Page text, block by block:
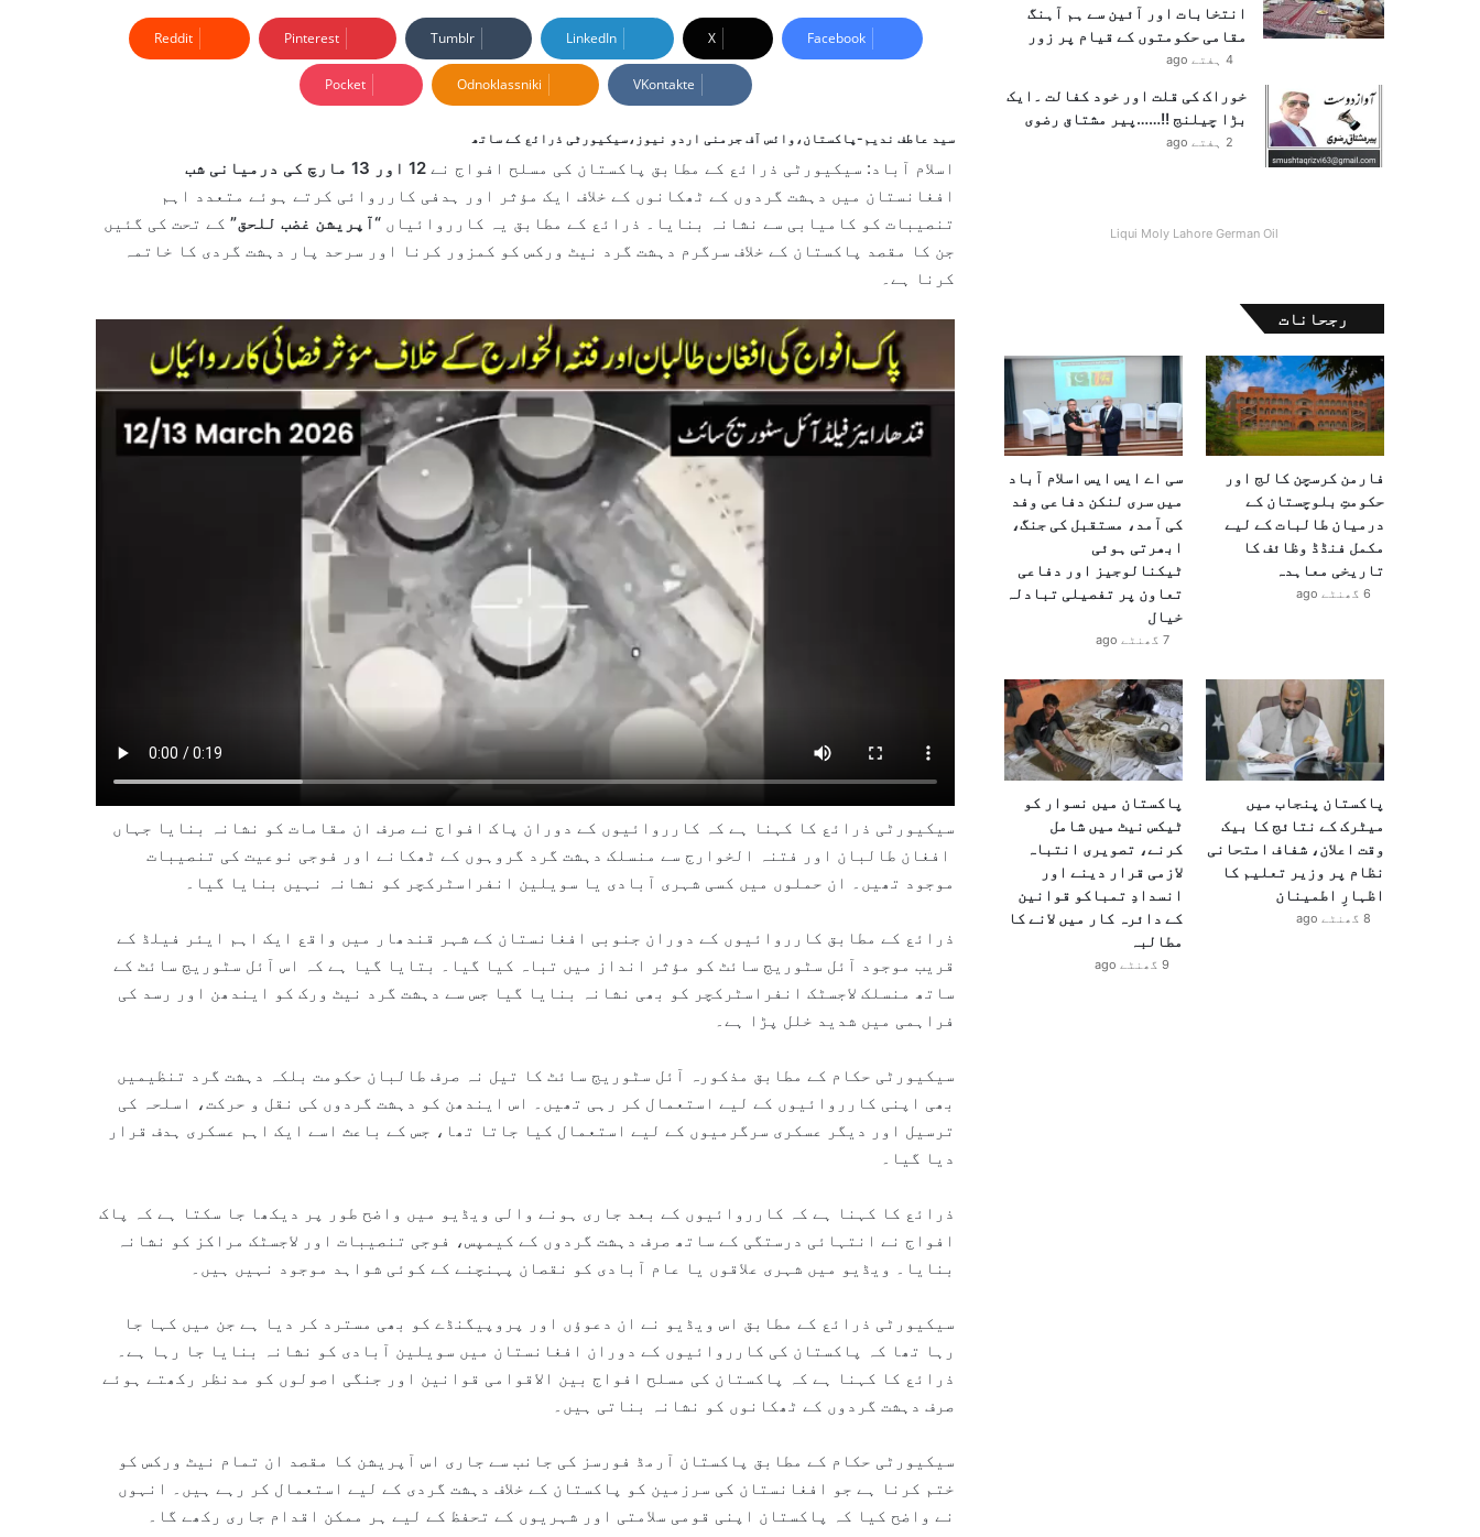
n
d
n
e
l
Facebook
X
LinkedIn
Tumblr
Pinterest
Reddit
VKontakte
Odnoklassniki
Pocket
سید عاطف ندیم-پاکستان،وائس آف جرمنی اردو نیوز،سیکیورٹی ذرائع کے ساتھ
اسلام آباد: سیکیورٹی ذرائع کے مطابق پاکستان کی مسلح افواج نے 12 اور 13 مارچ کی درمیانی شب
افغانستان میں دہشت گردوں کے ٹھکانوں کے خلاف ایک مؤثر اور ہدفی کارروائی کرتے ہوئے متعدد اہم
تنصیبات کو کامیابی سے نشانہ بنایا۔ ذرائع کے مطابق یہ کارروائیاں “آپریشن غضب للحق” کے تحت کی گئیں
جن کا مقصد پاکستان کے خلاف سرگرم دہشت گرد نیٹ ورکس کو کمزور کرنا اور سرحد پار دہشت گردی کا خاتمہ
کرنا ہے۔
سیکیورٹی ذرائع کا کہنا ہے کہ کارروائیوں کے دوران پاک افواج نے صرف ان مقامات کو نشانہ بنایا جہاں
افغان طالبان اور فتنہ الخوارج سے منسلک دہشت گرد گروہوں کے ٹھکانے اور فوجی نوعیت کی تنصیبات
موجود تھیں۔ ان حملوں میں کسی شہری آبادی یا سویلین انفراسٹرکچر کو نشانہ نہیں بنایا گیا۔
ذرائع کے مطابق کارروائیوں کے دوران جنوبی افغانستان کے شہر قندھار میں واقع ایک اہم ایئر فیلڈ کے
قریب موجود آئل سٹوریج سائٹ کو مؤثر انداز میں تباہ کیا گیا۔ بتایا گیا ہے کہ اس آئل سٹوریج سائٹ کے
ساتھ منسلک لاجسٹک انفراسٹرکچر کو بھی نشانہ بنایا گیا جس سے دہشت گرد نیٹ ورک کو ایندھن اور رسد کی
فراہمی میں شدید خلل پڑا ہے۔
سیکیورٹی حکام کے مطابق مذکورہ آئل سٹوریج سائٹ کا تیل نہ صرف طالبان حکومت بلکہ دہشت گرد تنظیمیں
بھی اپنی کارروائیوں کے لیے استعمال کر رہی تھیں۔ اس ایندھن کو دہشت گردوں کی نقل و حرکت، اسلحہ کی
ترسیل اور دیگر عسکری سرگرمیوں کے لیے استعمال کیا جاتا تھا، جس کے باعث اسے ایک اہم عسکری ہدف قرار
دیا گیا۔
ذرائع کا کہنا ہے کہ کارروائیوں کے بعد جاری ہونے والی ویڈیو میں واضح طور پر دیکھا جا سکتا ہے کہ پاک
افواج نے انتہائی درستگی کے ساتھ صرف دہشت گردوں کے کیمپس، فوجی تنصیبات اور لاجسٹک مراکز کو نشانہ
بنایا۔ ویڈیو میں شہری علاقوں یا عام آبادی کو نقصان پہنچنے کے کوئی شواہد موجود نہیں ہیں۔
سیکیورٹی ذرائع کے مطابق اس ویڈیو نے ان دعوؤں اور پروپیگنڈے کو بھی مسترد کر دیا ہے جن میں کہا جا
رہا تھا کہ پاکستان کی کارروائیوں کے دوران افغانستان میں سویلین آبادی کو نشانہ بنایا جا رہا ہے۔
ذرائع کا کہنا ہے کہ پاکستان کی مسلح افواج بین الاقوامی قوانین اور جنگی اصولوں کو مدنظر رکھتے ہوئے
صرف دہشت گردوں کے ٹھکانوں کو نشانہ بناتی ہیں۔
سیکیورٹی حکام کے مطابق پاکستان آرمڈ فورسز کی جانب سے جاری اس آپریشن کا مقصد ان تمام نیٹ ورکس کو
ختم کرنا ہے جو افغانستان کی سرزمین کو پاکستان کے خلاف دہشت گردی کے لیے استعمال کر رہے ہیں۔ انہوں
نے واضح کیا کہ پاکستان اپنی قومی سلامتی اور شہریوں کے تحفظ کے لیے ہر ممکن اقدام جاری رکھے گا۔
انتخابات اور آئین سے ہم آہنگ
مقامی حکومتوں کے قیام پر زور
4 ہفتے ago
خوراک کی قلت اور خود کفالت ۔ایک
بڑا چیلنج !!……پیر مشتاق رضوی
2 ہفتے ago
Liqui Moly Lahore German Oil
رجحانات
فارمن کرسچن کالج اور
حکومتِ بلوچستان کے
درمیان طالبات کے لیے
مکمل فنڈڈ وظائف کا
تاریخی معاہدہ
6 گھنٹے ago
سی اے ایس ایس اسلام آباد
میں سری لنکن دفاعی وفد
کی آمد، مستقبل کی جنگ،
ابھرتی ہوئی
ٹیکنالوجیز اور دفاعی
تعاون پر تفصیلی تبادلہ
خیال
7 گھنٹے ago
پاکستان پنجاب میں
میٹرک کے نتائج کا بیک
وقت اعلان، شفاف امتحانی
نظام پر وزیر تعلیم کا
اظہارِ اطمینان
8 گھنٹے ago
پاکستان میں نسوار کو
ٹیکس نیٹ میں شامل
کرنے، تصویری انتباہ
لازمی قرار دینے اور
انسدادِ تمباکو قوانین
کے دائرہ کار میں لانے کا
مطالبہ
9 گھنٹے ago